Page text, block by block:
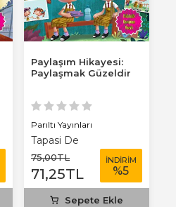
Paylaşım Hikayesi:
Paylaşmak Güzeldir
Parıltı Yayınları
Tapasi De
75,00TL
71,25TL
İNDİRİM
%5
Sepete Ekle